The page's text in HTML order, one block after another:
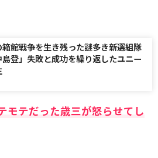
館戦争を生き残った謎多き新選組隊
登」失敗と成功を繰り返したユニー
モテだった歳三が怒らせてし